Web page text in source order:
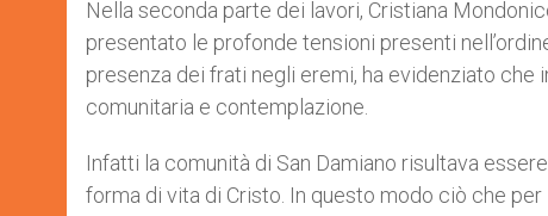
Nella seconda parte dei lavori, Cristiana
presentato le profonde tensioni presenti
presenza dei frati negli eremi, ha evidenziato che
comunitaria e contemplazione.
Infatti la comunità di San Damiano risultava
forma di vita di Cristo. In questo modo ciò che